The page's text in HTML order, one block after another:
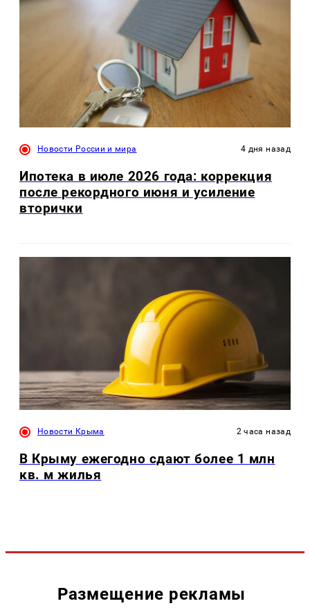
Новости России и мира 4 дня назад
Ипотека в июле 2026 года: коррекция
после рекордного июня и усиление
вторички
Новости Крыма 2 часа назад
В Крыму ежегодно сдают более 1 млн
кв. м жилья
Размещение рекламы